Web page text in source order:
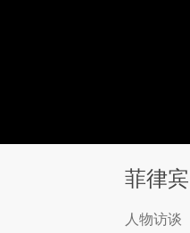
菲律
人物访谈